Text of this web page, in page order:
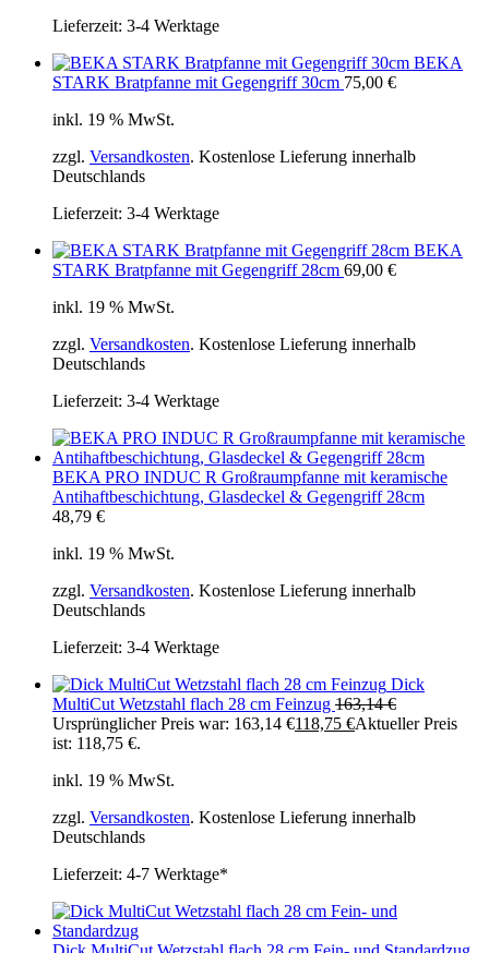
Lieferzeit: 3-4 Werktage
BEKA
STARK Bratpfanne mit Gegengriff 30cm 75,00 €
inkl. 19 % MwSt.
zzgl. Versandkosten. Kostenlose Lieferung innerhalb
Deutschlands
Lieferzeit: 3-4 Werktage
BEKA
STARK Bratpfanne mit Gegengriff 28cm 69,00 €
inkl. 19 % MwSt.
zzgl. Versandkosten. Kostenlose Lieferung innerhalb
Deutschlands
Lieferzeit: 3-4 Werktage
BEKA PRO INDUC R Großraumpfanne mit keramische
Antihaftbeschichtung, Glasdeckel & Gegengriff 28cm
48,79 €
inkl. 19 % MwSt.
zzgl. Versandkosten. Kostenlose Lieferung innerhalb
Deutschlands
Lieferzeit: 3-4 Werktage
Dick
MultiCut Wetzstahl flach 28 cm Feinzug 163,14€
Ursprünglicher Preis war: 163,14 €118,75 €Aktueller Preis
ist: 118,75 €.
inkl. 19 % MwSt.
zzgl. Versandkosten. Kostenlose Lieferung innerhalb
Deutschlands
Lieferzeit: 4-7 Werktage*